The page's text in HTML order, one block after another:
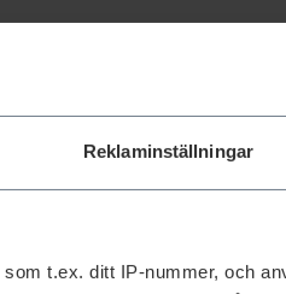
Reklaminställningar
t.ex. ditt IP-nummer, och